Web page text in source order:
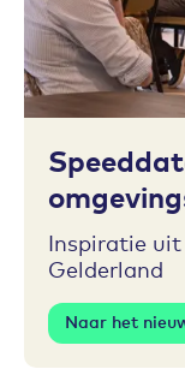
Toevoegen
Inspiratie uit
Gelderland
Naar het